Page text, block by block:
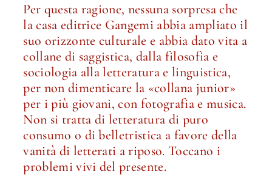
Per questa ragione, nessuna sorpresa che
la casa editrice Gangemi abbia ampliato il
suo orizzonte culturale e abbia dato vita a
collane di saggistica, dalla filosofia e
sociologia alla letteratura e linguistica,
per non dimenticare la «collana junior»
per i più giovani, con fotografia e musica.
Non si tratta di letteratura di puro
consumo o di belletristica a favore della
vanità di letterati a riposo. Toccano i
problemi vivi del presente.